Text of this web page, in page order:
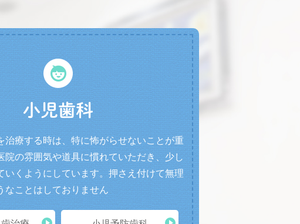
小児歯科
治療する時は、特に怖がらせないことが重
院の雰囲気や道具に慣れていただき、少し
いくようにしています。押さえ付けて無理
なことはしておりません